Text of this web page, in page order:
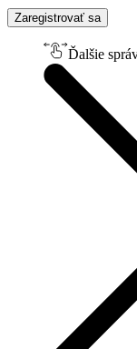
Zaregistrovať sa
Ďalšie